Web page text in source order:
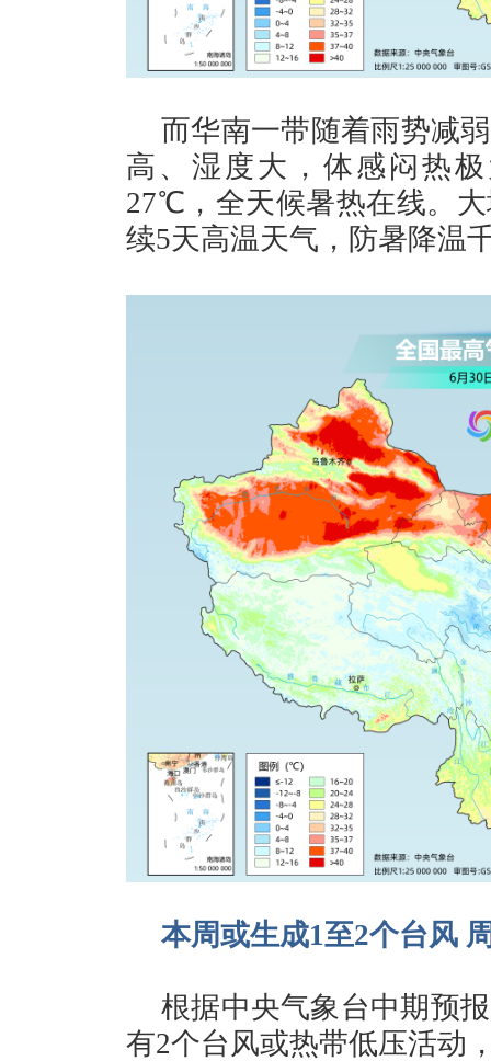
而华南一带随着雨势减
高、湿度大，体感闷热
27℃，全天候暑热在线。
续5天高温天气，防暑降温
本周或生成1至2个台风
根据中央气象台中期预
有2个台风或热带低压活动